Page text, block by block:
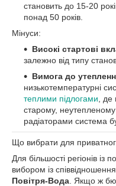
становить до 15-20
понад 50 років.
Мінуси:
Високі стартові
залежно від типу
Вимога до
низькотемпературні
теплими підлогами ,
старому,
радіаторами система
Що вибрати для
Для більшості регіонів із
вибором із
Повітря-Вода . Якщо ж